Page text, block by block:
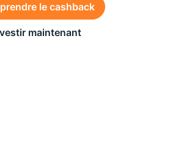
le cashback
maintenant